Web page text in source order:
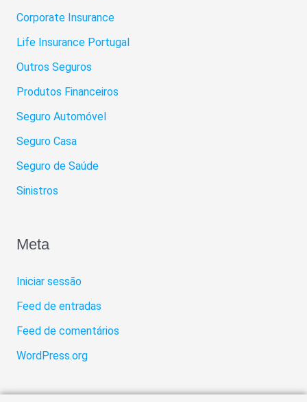
Corporate Insurance
Life Insurance Portugal
Outros Seguros
Produtos Financeiros
Seguro Automóvel
Seguro Casa
Seguro de Saúde
Sinistros
Meta
Iniciar sessão
Feed de entradas
Feed de comentários
WordPress.org